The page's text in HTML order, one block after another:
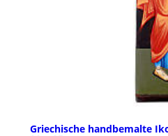
Griechische handbemalte